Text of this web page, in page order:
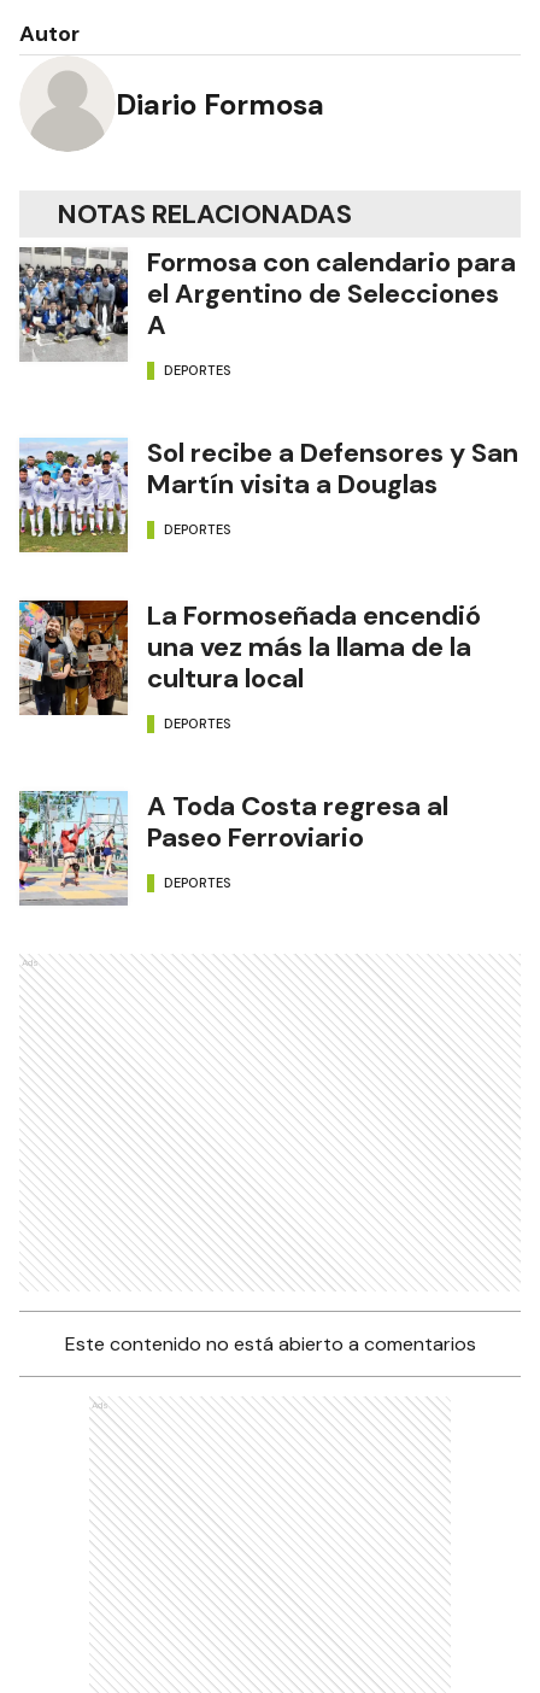
Autor
Diario Formosa
NOTAS RELACIONADAS
Formosa con calendario para
el Argentino de Selecciones
A
DEPORTES
Sol recibe a Defensores y San
Martín visita a Douglas
DEPORTES
La Formoseñada encendió
una vez más la llama de la
cultura local
DEPORTES
A Toda Costa regresa al
Paseo Ferroviario
DEPORTES
Ads
Este contenido no está abierto a comentarios
Ads